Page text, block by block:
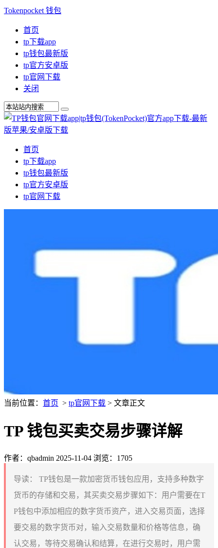
Tokenpocket 钱包
首页
tp下载app
tp钱包最新版
tp官方安卓版
tp官网下载
关闭
首页
tp下载app
tp钱包最新版
tp官方安卓版
tp官网下载
当前位置： 首页 > tp官网下载 > 文章正文
TP 钱包买卖交易步骤详解
作者：qbadmin 2025-11-04 浏览：1705
导读：
TP钱包是一款加密货币钱包应用，支持多种数字
货币的存储和交易，其买卖交易步骤如下：用户需要在T
P钱包中添加相应的数字货币资产，进入交易页面，选择
要交易的数字货币对，输入交易数量和价格等信息，确
认交易，等待交易确认和结算，在进行交易时，用户需